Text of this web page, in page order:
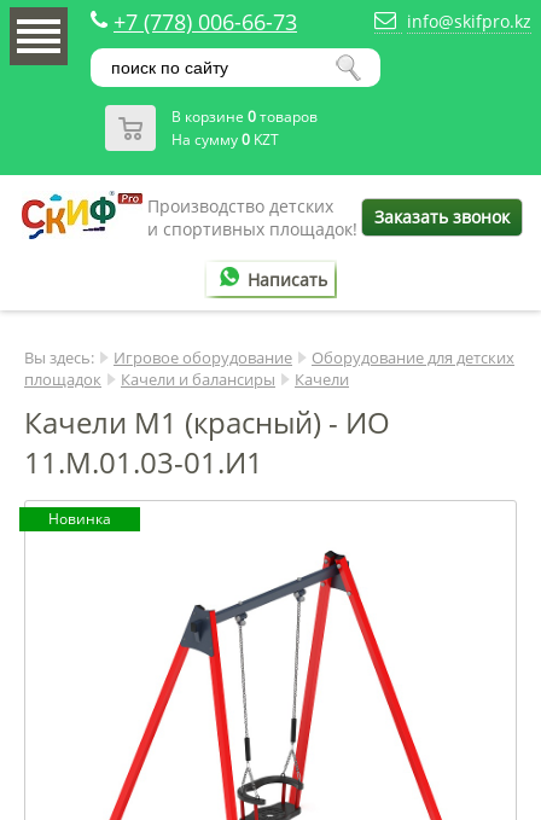
+7 (778) 006-66-73 info@skifpro.kz
В корзине 0товаров
На сумму0 KZT
Производство детских
и спортивных площадок!
Заказать звонок
Написать
Вы здесь: Игровое оборудование
Оборудование для детских
площадок
Качели и балансиры Качели
Качели М1 (красный) - ИО
11.М.01.03-01.И1
Новинка